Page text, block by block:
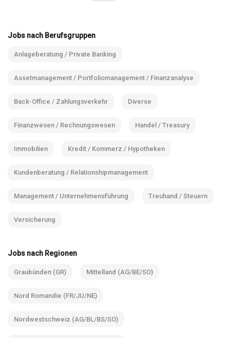
Jobs nach Berufsgruppen
Anlageberatung / Private Banking
Assetmanagement / Portfoliomanagement / Finanzanalyse
Back-Office / Zahlungsverkehr Diverse
Finanzwesen / Rechnungswesen Handel / Treasury
Immobilien Kredit / Kommerz / Hypotheken
Kundenberatung / Relationshipmanagement
Management / Unternehmensführung Treuhand / Steuern
Versicherung
Jobs nach Regionen
Graubünden (GR) Mittelland (AG/BE/SO)
Nord Romandie (FR/JU/NE)
Nordwestschweiz (AG/BL/BS/SO)